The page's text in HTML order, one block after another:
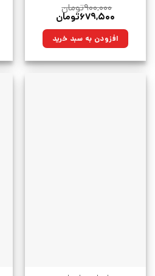
۹۰۰,۰۰۰تومان
قیمت
۹۰۰,۰۰۰تومان
بود.
۶۷۹,۵۰۰تومان
۶۷۹,۵۰۰تومان.افزودن به سبد خرید